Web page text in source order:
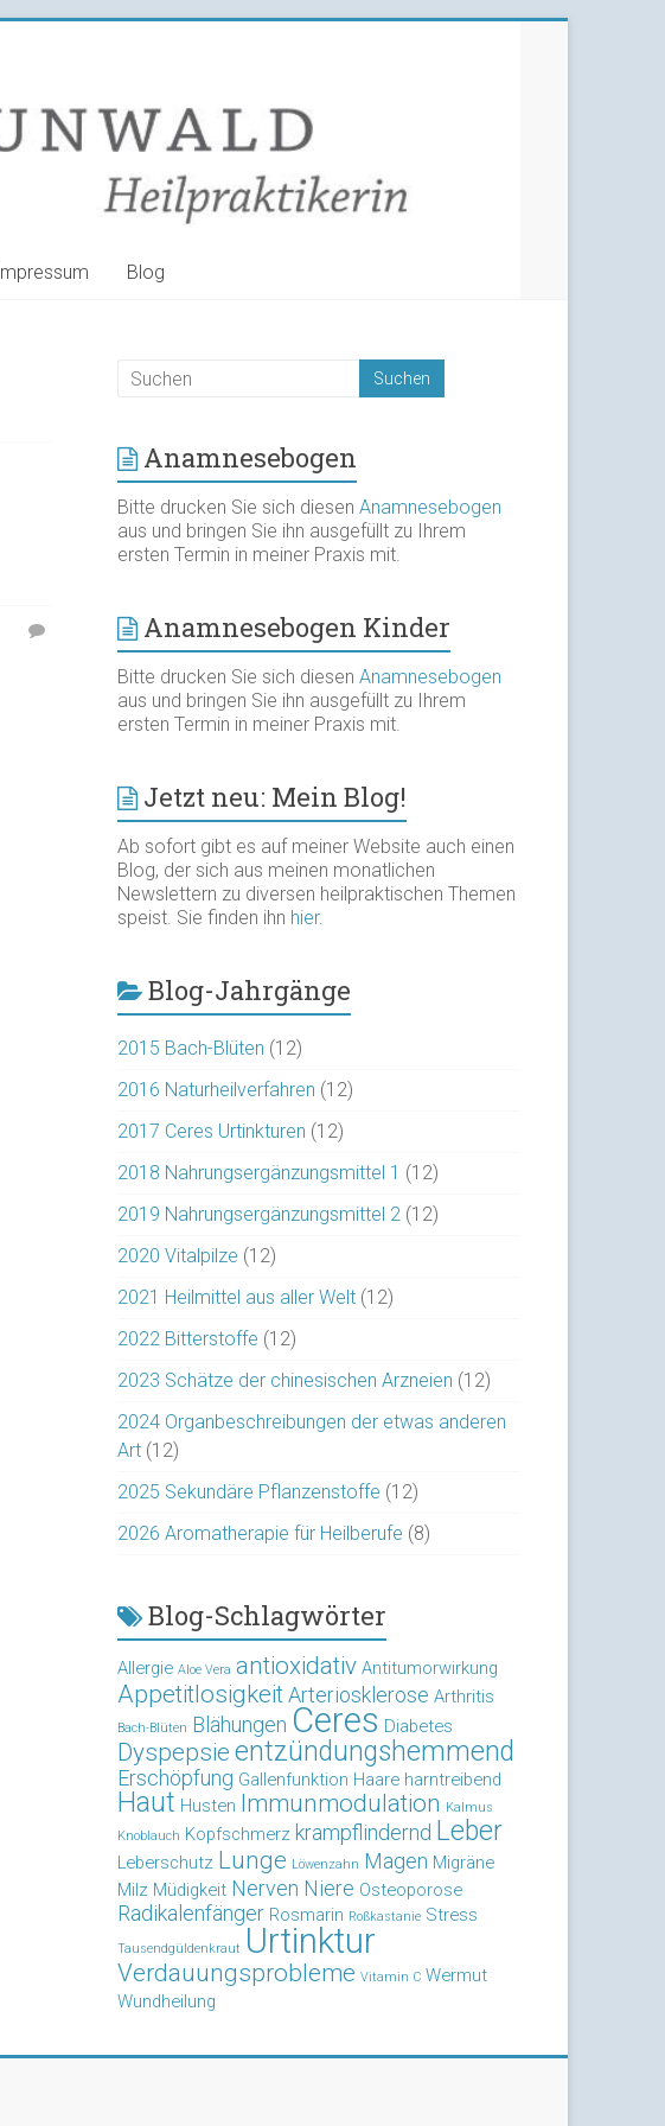
Impressum Blog
Anamnesebogen
Bitte drucken Sie sich diesenAnamnesebogen
aus und bringen Sie ihn ausgefüllt zu Ihrem
ersten Termin in meiner Praxis mit.
Anamnesebogen Kinder
Bitte drucken Sie sich diesenAnamnesebogen
aus und bringen Sie ihn ausgefüllt zu Ihrem
ersten Termin in meiner Praxis mit.
Jetzt neu: Mein Blog!
Ab sofort gibt es auf meiner Website auch einen
Blog, der sich aus meinen monatlichen
Newslettern zu diversen heilpraktischen Themen
speist. Sie finden ihn hier.
Blog-Jahrgänge
2015 Bach-Blüten (12)
2016 Naturheilverfahren (12)
2017 Ceres Urtinkturen (12)
2018 Nahrungsergänzungsmittel 1 (12)
2019 Nahrungsergänzungsmittel 2 (12)
2020 Vitalpilze (12)
2021 Heilmittel aus aller Welt (12)
2022 Bitterstoffe (12)
2023 Schätze der chinesischen Arzneien (12)
2024 Organbeschreibungen der etwas anderen
Art (12)
2025 Sekundäre Pflanzenstoffe (12)
2026 Aromatherapie für Heilberufe (8)
Blog-Schlagwörter
Allergie Aloe Vera antioxidativ Antitumorwirkung
AppetitlosigkeitArteriosklerose Arthritis
Bach-Blüten Blähungen Ceres Diabetes
Dyspepsie entzündungshemmend
Erschöpfung Gallenfunktion Haare harntreibend
Haut Husten Immunmodulation Kalmus
Knoblauch Kopfschmerz krampflindernd Leber
Leberschutz Lunge Löwenzahn Magen Migräne
Milz Müdigkeit Nerven Niere Osteoporose
Radikalenfänger Rosmarin Roßkastanie Stress
Tausendgüldenkraut Urtinktur
Verdauungsprobleme Vitamin C Wermut
Wundheilung